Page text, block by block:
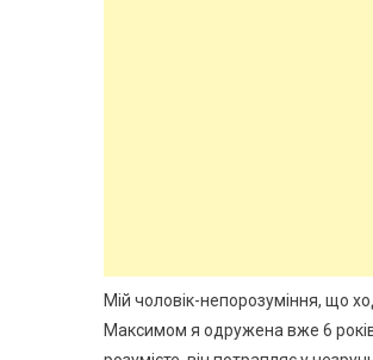
Мій чоловік-непорозуміння, що
Максимом я одружена вже 6